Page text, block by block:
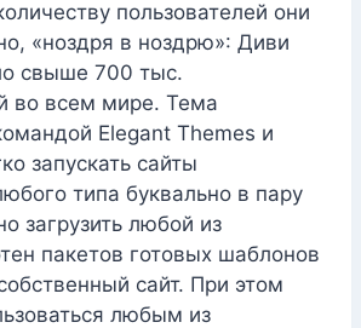
пользователей они
«ноздря в ноздрю»: Диви
свыше 700 тыс.
во всем мире. Тема
Elegant Themes и
запускать сайты
типа буквально в пару
загрузить любой из
пакетов готовых шаблонов
сайт. При этом
любым из